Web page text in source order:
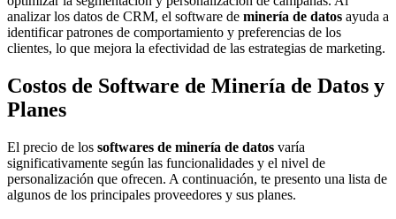
analizar los datos de CRM, el software de minería de datos ayuda a
identificar patrones de comportamiento y preferencias de los
clientes, lo que mejora la efectividad de las estrategias de marketing.
Costos de Software de Minería de Datos y
Planes
El precio de los softwares de minería de datos varía
significativamente según las funcionalidades y el nivel de
personalización que ofrecen. A continuación, te presento una lista de
algunos de los principales proveedores y sus planes.